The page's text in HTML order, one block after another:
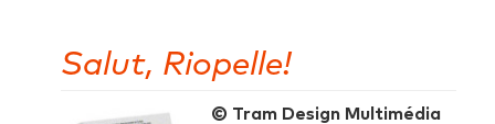
Salut, Riopelle!
© Tram Design Multimédia